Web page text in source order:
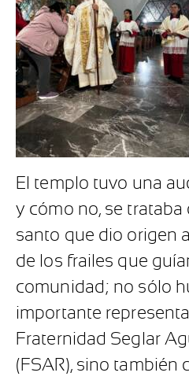
El templo tuvo una
y cómo no, se trataba
santo que dio origen
de los frailes que
comunidad; no sólo
importante
Fraternidad Seglar
(FSAR), sino también